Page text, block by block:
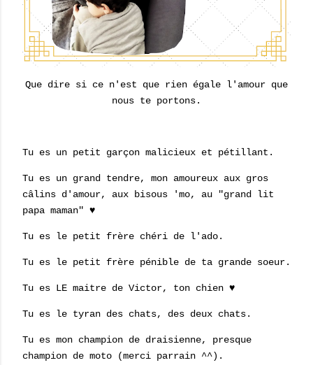
Que dire si ce n'est que rien égale l'amour que
nous te portons.
Tu es un petit garçon malicieux et pétillant.
Tu es un grand tendre, mon amoureux aux gros
câlins d'amour, aux bisous 'mo, au "grand lit
papa maman" ♥
Tu es le petit frère chéri de l'ado.
Tu es le petit frère pénible de ta grande soeur.
Tu es LE maitre de Victor, ton chien ♥
Tu es le tyran des chats, des deux chats.
Tu es mon champion de draisienne, presque
champion de moto (merci parrain ^^).